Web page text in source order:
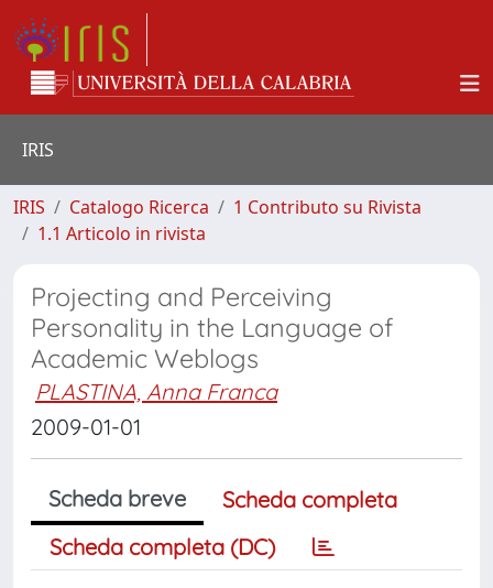
IRIS
IRIS Catalogo Ricerca
1 Contributo su Rivista
1.1 Articolo in rivista
Projecting and Perceiving
Personality in the Language of
Academic Weblogs
PLASTINA, Anna Franca
2009-01-01
Scheda breve
Scheda completa
Scheda completa (DC)